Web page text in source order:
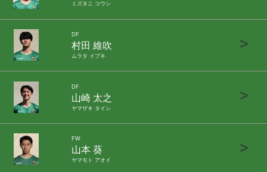
ミズタニ コウシ
DF
村田 維吹
ムラタ イブキ
>
DF
山崎 太之
ヤマザキ タイシ
>
FW
山本 葵
ヤマモト アオイ
>